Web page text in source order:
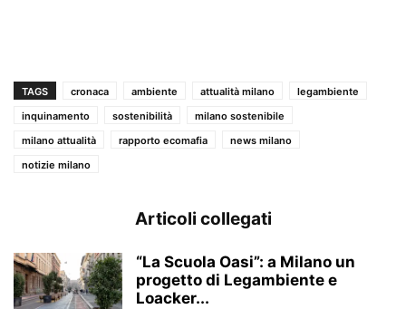
TAGS cronaca ambiente attualità milano
legambiente
inquinamento
sostenibilità
milano sostenibile
milano attualità
rapporto ecomafia
news milano
notizie milano
Articoli collegati
“La Scuola Oasi”: a Milano un
progetto di Legambiente e
Loacker...